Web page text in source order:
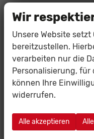
Sicherheit &
Assistenzsysteme
Regensensor,
Einparkhilfe
Innenspiegel
Lichttechnik
Wir
Unsere Website
bereitzustellen.
verarbeiten nur die
Personalisierung, für
können Ihre
widerrufen.
Alle akzeptieren